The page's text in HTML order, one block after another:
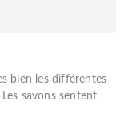
bien les différentes
savons sentent